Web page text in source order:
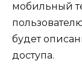
мобильный
будет
доступа.